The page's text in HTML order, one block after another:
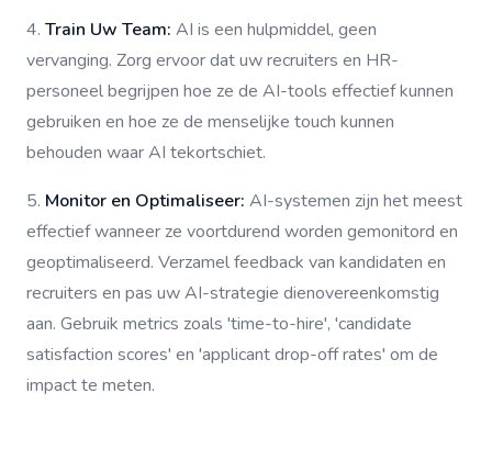
4. Train Uw Team: AI is een hulpmiddel, geen
vervanging. Zorg ervoor dat uw recruiters en HR-
personeel begrijpen hoe ze de AI-tools effectief kunnen
gebruiken en hoe ze de menselijke touch kunnen
behouden waar AI tekortschiet.
5. Monitor en Optimaliseer: AI-systemen zijn het meest
effectief wanneer ze voortdurend worden gemonitord en
geoptimaliseerd. Verzamel feedback van kandidaten en
recruiters en pas uw AI-strategie dienovereenkomstig
aan. Gebruik metrics zoals 'time-to-hire', 'candidate
satisfaction scores' en 'applicant drop-off rates' om de
impact te meten.